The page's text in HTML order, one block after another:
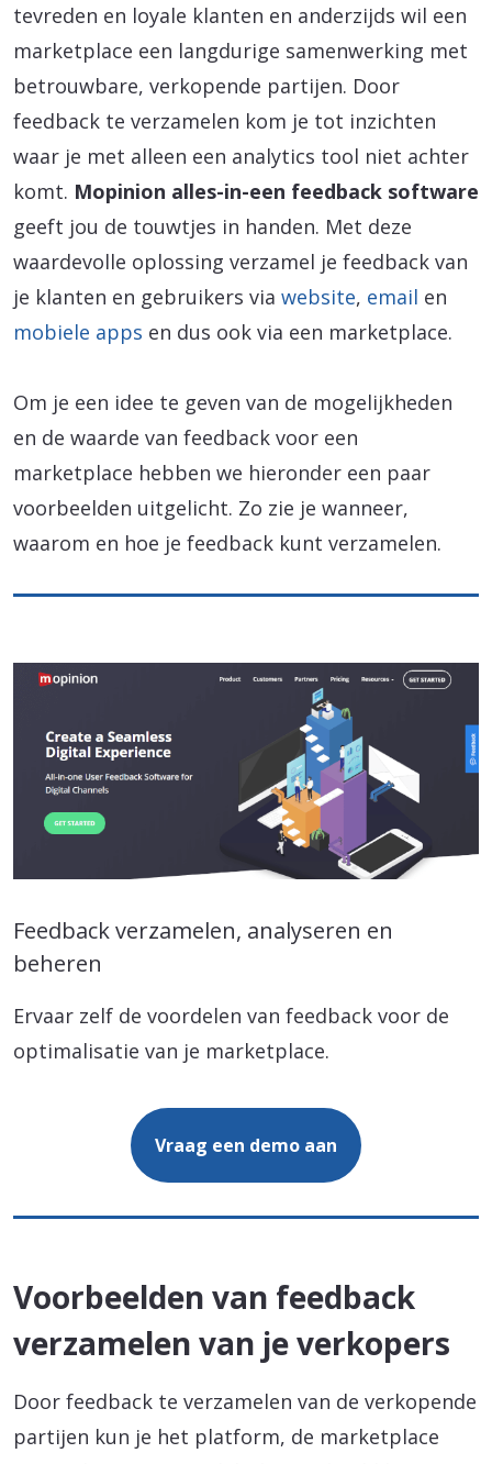
tevreden en loyale klanten en anderzijds wil een
marketplace een langdurige samenwerking met
betrouwbare, verkopende partijen. Door
feedback te verzamelen kom je tot inzichten
waar je met alleen een analytics tool niet achter
komt. Mopinion alles-in-een feedback software
geeft jou de touwtjes in handen. Met deze
waardevolle oplossing verzamel je feedback van
je klanten en gebruikers via website, email en
mobiele apps en dus ook via een marketplace.
Om je een idee te geven van de mogelijkheden
en de waarde van feedback voor een
marketplace hebben we hieronder een paar
voorbeelden uitgelicht. Zo zie je wanneer,
waarom en hoe je feedback kunt verzamelen.
Feedback verzamelen, analyseren en
beheren
Ervaar zelf de voordelen van feedback voor de
optimalisatie van je marketplace.
Vraag een demo aan
Voorbeelden van feedback
verzamelen van je verkopers
Door feedback te verzamelen van de verkopende
partijen kun je het platform, de marketplace